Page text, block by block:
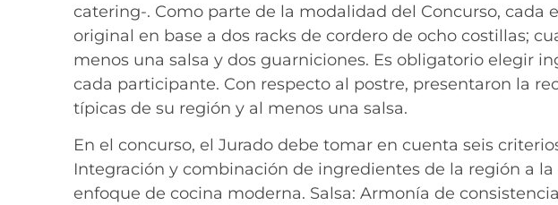
catering-. Como parte de la modalidad del Concurso, cada
original en base a dos racks de cordero de ocho costillas;
menos una salsa y dos guarniciones. Es obligatorio elegir
cada participante. Con respecto al postre, presentaron la
típicas de su región y al menos una salsa.
En el concurso, el Jurado debe tomar en cuenta seis
Integración y combinación de ingredientes de la región a
enfoque de cocina moderna. Salsa: Armonía de